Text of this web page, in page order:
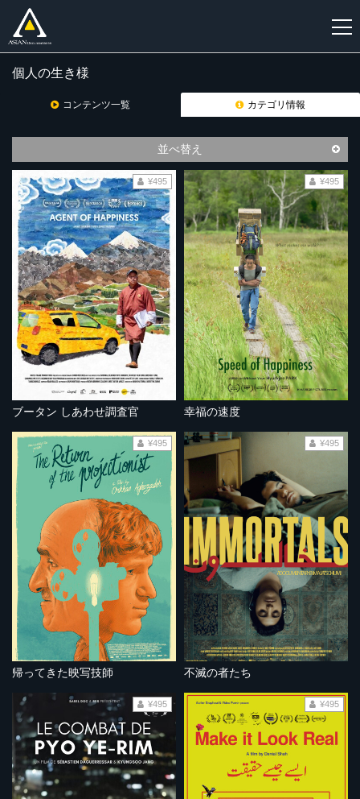
登
個人の生き様
コンテンツ一覧 カテゴリ情報
並べ替え
ブータン しあわせ調査官
¥495
幸福の速度
¥495
帰ってきた映写技師
¥495
不滅の者たち
¥495
¥495 ¥495